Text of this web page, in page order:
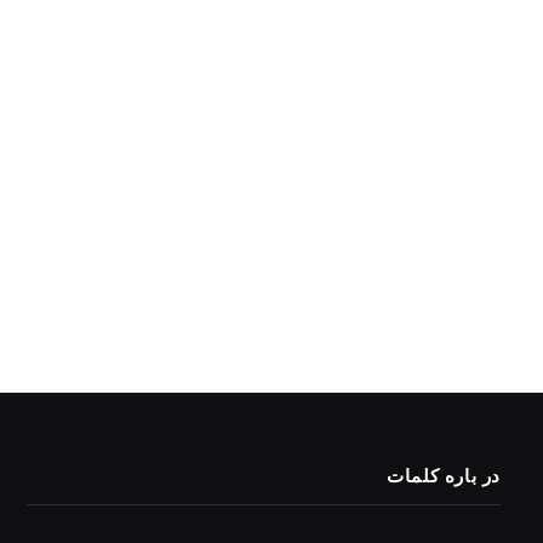
در باره کلمات